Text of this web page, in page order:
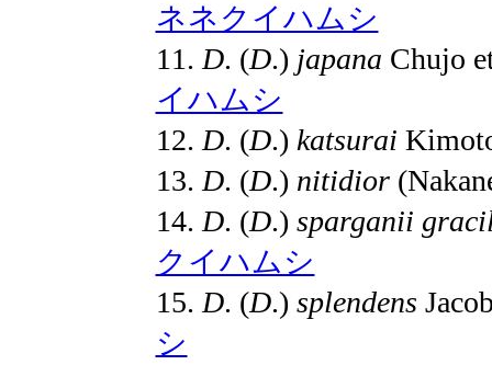
ネネクイハムシ
11. D. (D.) japana Chujo
イハムシ
12. D. (D.) katsurai
13. D. (D.) nitidior
14. D. (D.) sparganii
クイハムシ
15. D. (D.) splendens
シ